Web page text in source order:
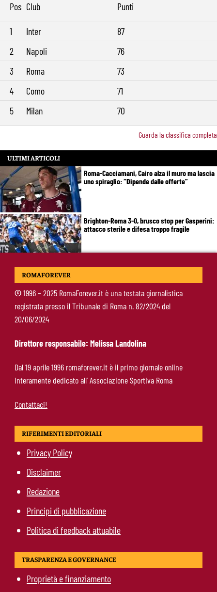
Pos Club Punti
1 Inter
87
2
Napoli
76
3
Roma
73
4
Como
71
5
Milan 70
Guarda la classifica completa
ULTIMI ARTICOLI
Roma-Cacciamani, Cairo alza il muro ma lascia
uno spiraglio: “Dipende dalle offerte”
Brighton-Roma 3-0, brusco stop per Gasperini:
attacco sterile e difesa troppo fragile
McKennie sorprende tutti: “Il mio idolo era
Molina-Roma, arrivo oggi: il passaporto può
sbloccare un altro colpo
ROMAFOREVER
©1996 – 2025 RomaForever.it è una testata giornalistica
registrata presso il Tribunale di Roma n. 82/2024 del
20/06/2024
Direttore responsabile: Melissa Landolina
Dal 19 aprile 1996 romaforever.it è il primo giornale online
interamente dedicato all’ Associazione Sportiva Roma
Contattaci!
RIFERIMENTI EDITORIALI
Privacy Policy
Disclaimer
Redazione
Principi di pubblicazione
Politica di feedback attuabile
TRASPARENZA E GOVERNANCE
Proprietà e finanziamento